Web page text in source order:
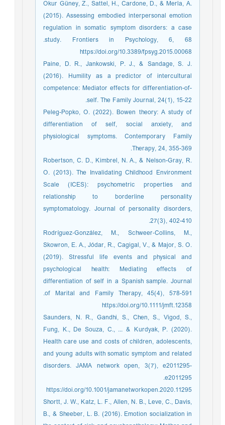
Okur Güney, Z., Sattel, H., Cardone, D., & Merla, A.
(2015). Assessing embodied interpersonal emotion
regulation in somatic symptom disorders: a case
study. Frontiers in Psychology, 6, 68.‏
https://doi.org/10.3389/fpsyg.2015.00068
Paine, D. R., Jankowski, P. J., & Sandage, S. J.
(2016). Humility as a predictor of intercultural
competence: Mediator effects for differentiation-of-
self. The Family Journal, 24(1), 15-22.‏
Peleg-Popko, O. (2022). Bowen theory: A study of
differentiation of self, social anxiety, and
physiological symptoms. Contemporary Family
Therapy, 24, 355-369.‏
Robertson, C. D., Kimbrel, N. A., & Nelson-Gray, R.
O. (2013). The Invalidating Childhood Environment
Scale (ICES): psychometric properties and
relationship to borderline personality
symptomatology. Journal of personality disorders,
27(3), 402-410.‏
Rodríguez‐González, M., Schweer‐Collins, M.,
Skowron, E. A., Jódar, R., Cagigal, V., & Major, S. O.
(2019). Stressful life events and physical and
psychological health: Mediating effects of
differentiation of self in a Spanish sample. Journal
of Marital and Family Therapy, 45(4), 578-591.‏
https://doi.org/10.1111/jmft.12358
Saunders, N. R., Gandhi, S., Chen, S., Vigod, S.,
Fung, K., De Souza, C., ... & Kurdyak, P. (2020).
Health care use and costs of children, adolescents,
and young adults with somatic symptom and related
disorders. JAMA network open, 3(7), e2011295-
e2011295.‏
https://doi.org/10.1001/jamanetworkopen.2020.11295
Shortt, J. W., Katz, L. F., Allen, N. B., Leve, C., Davis,
B., & Sheeber, L. B. (2016). Emotion socialization in